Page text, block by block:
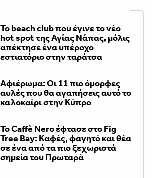
Το beach club που έγινε το νέο
hot spot της Αγίας Νάπας, μόλις
απέκτησε ένα υπέροχο
εστιατόριο στην ταράτσα
Αφιέρωμα: Οι 11 πιο όμορφες
αυλές που θα αγαπήσεις αυτό το
καλοκαίρι στην Κύπρο
Το Caffè Nero έφτασε στο Fig
Tree Bay: Καφές, φαγητό και θέα
σε ένα από τα πιο ξεχωριστά
σημεία του Πρωταρά